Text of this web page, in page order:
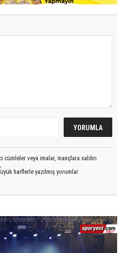
veya imalar, inançlara saldırı
harflerle yazılmış yorumlar